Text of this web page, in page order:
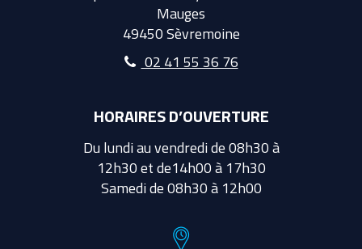
Mauges
49450 Sèvremoine
02 41 55 36 76
HORAIRES D’OUVERTURE
Du lundi au vendredi de 08h30 à
12h30 et de14h00 à 17h30
Samedi de 08h30 à 12h00